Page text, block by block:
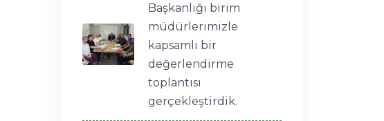
Başkanlığı birim
müdürlerimizle
kapsamlı bir
değerlendirme
toplantısı
gerçekleştirdik.